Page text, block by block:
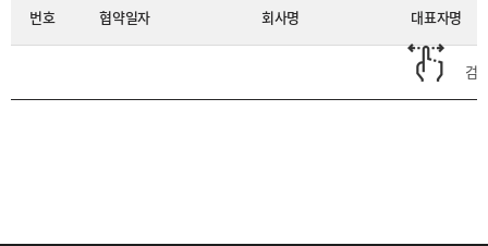
번호 협약일자 회사명 대표자명
검